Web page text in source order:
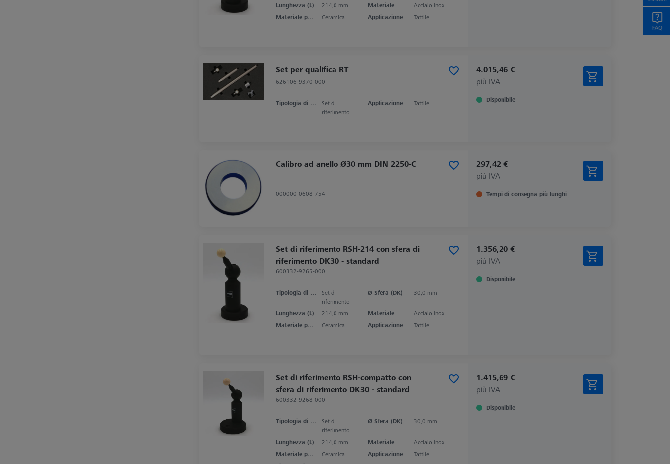
Lunghezza (L) 214,0 mm Materiale
Acciaio inox
Materiale punta dello stilo
Ceramica Applicazione Tattile
Set per qualifica RT
626106-9370-000
Tipologia di prodotto
Set di
riferimento
Applicazione Tattile
4.015,46 €
più IVA
Disponibile
Calibro ad anello Ø30 mm DIN 2250-C
000000-0608-754
297,42 €
più IVA
Tempi di consegna più lunghi
Set di riferimento RSH-214 con sfera di
riferimento DK30 - standard
600332-9265-000
Tipologia di prodotto
Set di
riferimento
Ø Sfera (DK) 30,0 mm
Lunghezza (L) 214,0 mm Materiale
Acciaio inox
Materiale punta dello stilo
Ceramica Applicazione Tattile
1.356,20 €
più IVA
Disponibile
Set di riferimento RSH-compatto con
sfera di riferimento DK30 - standard
600332-9268-000
Tipologia di prodotto
Set di
riferimento
Ø Sfera (DK) 30,0 mm
Lunghezza (L) 214,0 mm Materiale
Acciaio inox
Materiale punta dello stilo
Ceramica Applicazione
Tattile
1.415,69 €
più IVA
Disponibile